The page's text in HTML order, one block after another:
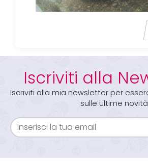
Iscriviti alla
Iscriviti alla mia newsletter per
sulle ultime novità